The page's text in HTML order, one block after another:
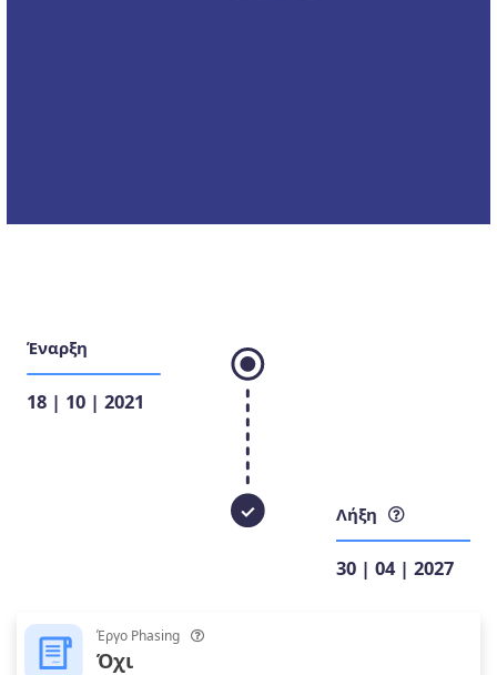
Έναρξη
18 | 10 | 2021
Λήξη
30 | 04 | 2027
Έργο Phasing
Όχι